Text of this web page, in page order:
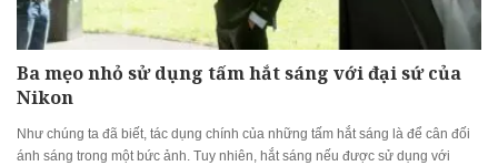
Ba mẹo nhỏ sử dụng tấm hắt sáng với đại sứ của
Nikon
Như chúng ta đã biết, tác dụng chính của những tấm hắt sáng là để cân đối
ánh sáng trong một bức ảnh. Tuy nhiên, hắt sáng nếu được sử dụng với